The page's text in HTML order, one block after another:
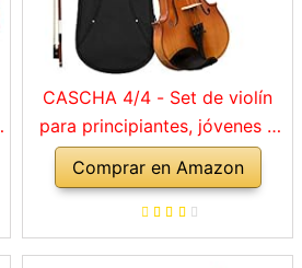
CASCHA 4/4 - Set de violín
para principiantes, jóvenes y
adultos, violín macizo con
arco, colofonia, cuerdas de
repuesto, soporte para
hombro, maletín, abeto natural
Comprar en Amazon